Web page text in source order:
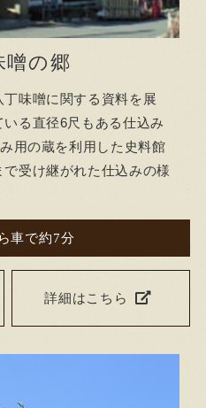
噌の郷
味噌に関する資料を展
る直径6尺もある仕込み
用の蔵を利用した史料館
受け継がれた仕込みの様
車で約7分
詳細はこちら